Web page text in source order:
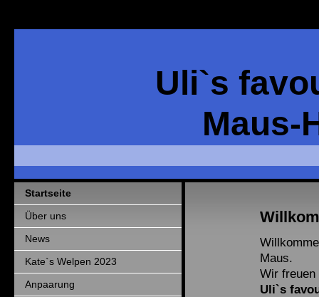
Uli`s
Maus-
Startseite
Über uns
News
Kate`s Welpen 2023
Anpaarung
Maus.
Wir freuen
Uli`s